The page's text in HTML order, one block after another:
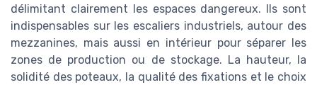
délimitant clairement les espaces dangereux. Ils sont
indispensables sur les escaliers industriels, autour des
mezzanines, mais aussi en intérieur pour séparer les
zones de production ou de stockage. La hauteur, la
solidité des poteaux, la qualité des fixations et le choix